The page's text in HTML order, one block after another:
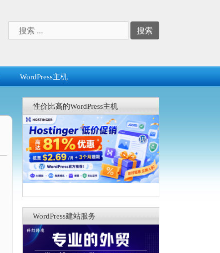
索：
WordPress主机
性价比高的WordPress主机
WordPress建站服务